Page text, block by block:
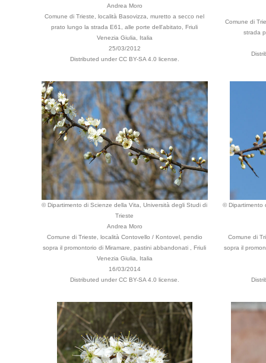
Andrea Moro
Comune di Trieste, località Basovizza, muretto a secco nel
prato lungo la strada E61, alle porte dell'abitato, Friuli
Venezia Giulia, Italia
25/03/2012
Distributed under CC BY-SA 4.0 license.
Comune di
strada
© Dipartimento di Scienze della Vita, Università degli Studi di
Trieste
Andrea Moro
Comune di Trieste, località Contovello / Kontovel, pendio
sopra il promontorio di Miramare, pastini abbandonati , Friuli
Venezia Giulia, Italia
16/03/2014
Distributed under CC BY-SA 4.0 license.
© Dipartimento
Comune di
sopra il